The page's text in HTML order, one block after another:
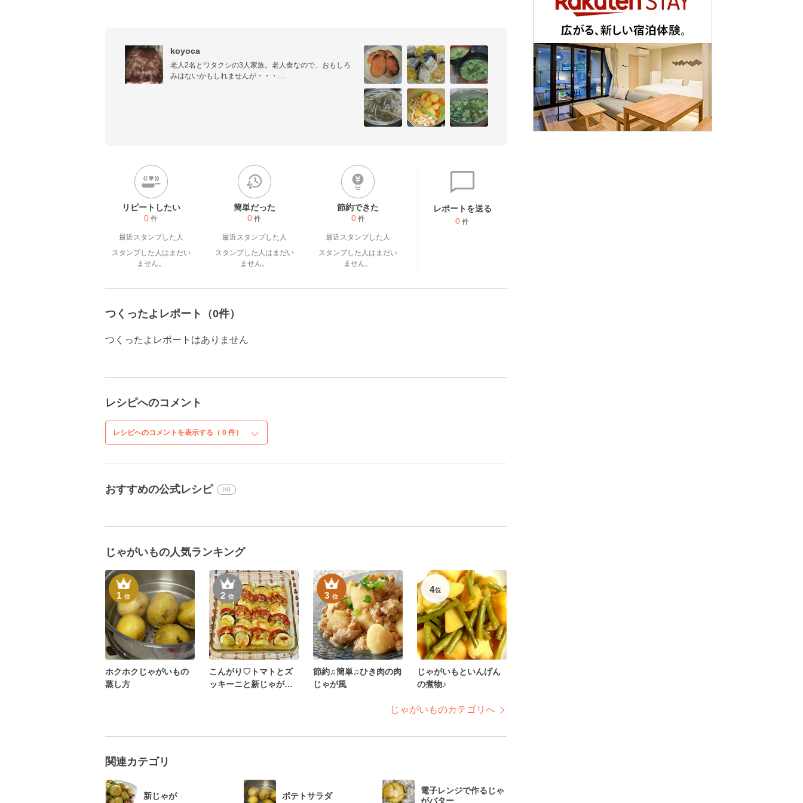
koyoca
老人2名とワタクシの3人家族。老人食なので、おもしろ
みはないかもしれませんが・・・
リピートしたい
0 件
最近スタンプした人
スタンプした人はまだい
ません。
簡単だった
0 件
最近スタンプした人
スタンプした人はまだい
ません。
節約できた
0 件
最近スタンプした人
スタンプした人はまだい
ません。
レポートを送る
0 件
つくったよレポート（0件）
つくったよレポートはありません
レシピへのコメント
レシピへのコメントを表示する（ 0 件）
おすすめの公式レシピ PR
じゃがいもの人気ランキング
1位
ホクホクじゃがいもの
蒸し方
2位
こんがり♡トマトとズ
ッキーニと新じゃがの
3位
節約♫簡単♫ひき肉の肉
じゃが風
4位
じゃがいもといんげん
の煮物♪
じゃがいものカテゴリへ
関連カテゴリ
新じゃが ポテトサラダ
電子レンジで作るじゃ
がバター